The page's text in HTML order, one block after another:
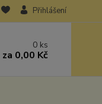
Přihlášení
0 ks
za 0,00 Kč